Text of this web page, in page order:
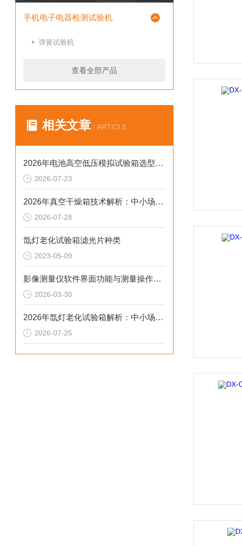
手机电子电器检测试验机
弹簧试验机
查看全部产品
相关文章 / ARTICLE
2026年电池高空低压模拟试验箱选型与应用技术指南
2026-07-23
2026年真空干燥箱技术解析：中小场景下真空温控合规选型参考
2026-07-28
氙灯老化试验箱滤光片种类
2023-05-09
影像测量仪软件界面功能与测量操作实战指南
2026-03-30
2026年氙灯老化试验箱解析：中小场景下的合规选型参考
2026-07-25